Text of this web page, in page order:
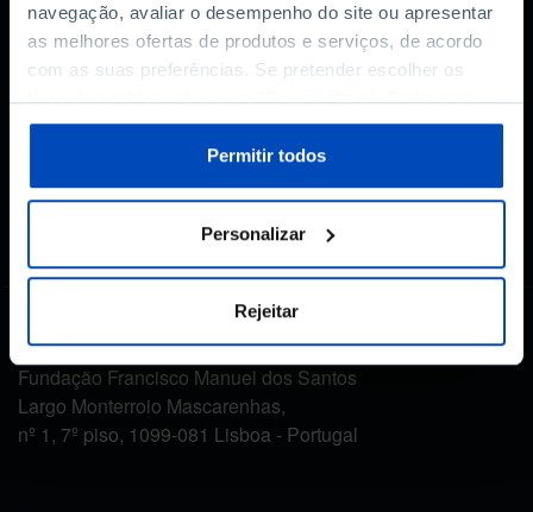
navegação, avaliar o desempenho do site ou apresentar
as melhores ofertas de produtos e serviços, de acordo
com as suas preferências. Se pretender escolher os
tipos de cookies, clique em "Personalizar". Saiba mais
sobre cookies através da gestão de preferências ou da
Política de Cookies.
Permitir todos
Personalizar
Rejeitar
da Fundação
MANTENHA-SE A PAR
Autorizo o tratamento dos meus dados pessoais aqui
Fundação Francisco Manuel dos Santos
Largo Monterroio Mascarenhas,
nº 1, 7º piso, 1099-081 Lisboa - Portugal